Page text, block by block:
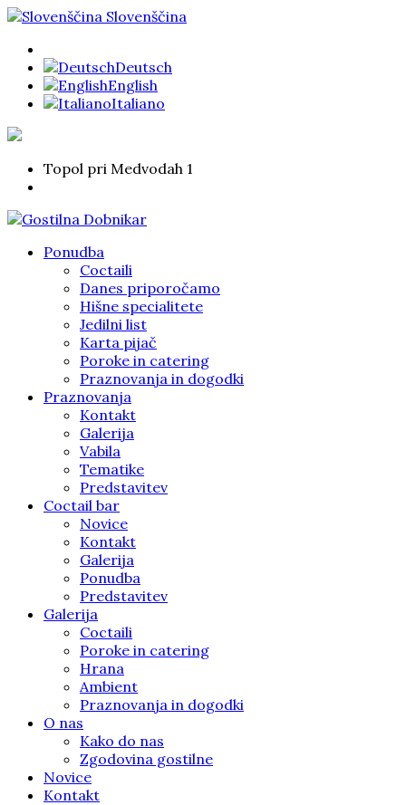
Slovenščina
Deutsch
English
Italiano
Topol pri Medvodah 1
Ponudba
Coctaili
Danes priporočamo
Hišne specialitete
Jedilni list
Karta pijač
Poroke in catering
Praznovanja in dogodki
Praznovanja
Kontakt
Galerija
Vabila
Tematike
Predstavitev
Coctail bar
Novice
Kontakt
Galerija
Ponudba
Predstavitev
Galerija
Coctaili
Poroke in catering
Hrana
Ambient
Praznovanja in dogodki
O nas
Kako do nas
Zgodovina gostilne
Novice
Kontakt